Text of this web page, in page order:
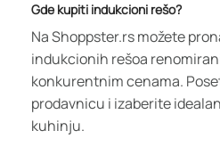
Gde kupiti indukcioni rešo?
Na Shoppster.rs možete
indukcionih rešoa
konkurentnim cenama.
prodavnicu i izaberite
kuhinju.